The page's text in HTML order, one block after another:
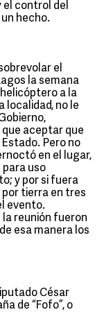
control del
hecho.
el
la semana
helicóptero a la
localidad, no le
que aceptar que
Pero no
en el lugar,
uso
y por si fuera
por tierra en tres
evento.
la reunión fueron
esa manera los
César
de “Fofo”, o